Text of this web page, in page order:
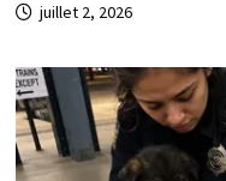
juillet 2, 2026